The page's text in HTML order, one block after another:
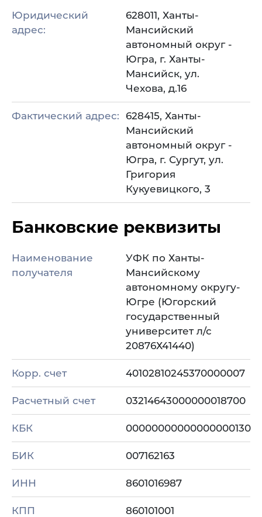
Юридический
адрес:
628011, Ханты-
Мансийский
автономный округ -
Югра, г. Ханты-
Мансийск, ул.
Чехова, д.16
Фактический адрес: 628415, Ханты-
Мансийский
автономный округ -
Югра, г. Сургут, ул.
Григория
Кукуевицкого, 3
Банковские реквизиты
Наименование
получателя
УФК по Ханты-
Мансийскому
автономному округу-
Югре (Югорский
государственный
университет л/с
20876Х41440)
Корр. счет 40102810245370000007
Расчетный счет 03214643000000018700
КБК 00000000000000000130
БИК 007162163
ИНН 8601016987
КПП 860101001